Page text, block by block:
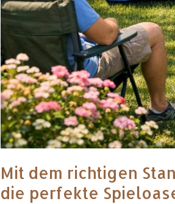
Mit dem richtigen
die perfekte